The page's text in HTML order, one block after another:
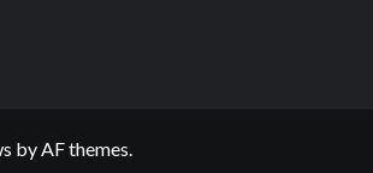
by AF themes.